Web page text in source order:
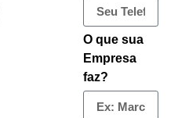
O que sua
Empresa
faz?